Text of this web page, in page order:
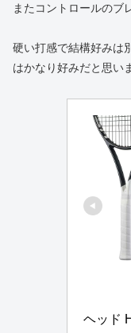
またコントロールのブ
硬い打感で結構好みは
はかなり好みだと思い
ヘッド